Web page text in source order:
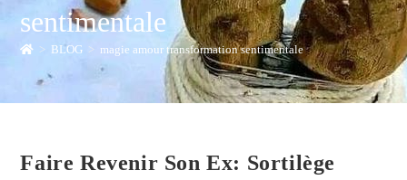
sentimentale
> BLOG > magie amour transformation sentimentale
Faire Revenir Son Ex: Sortilège